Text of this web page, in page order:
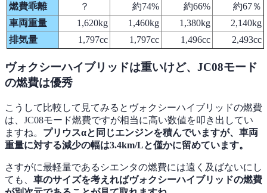
燃費乖離
？ 約74% 約66%
約67％
車両重量
1,620kg 1,460kg 1,380kg
2,140kg
排気量
1,797cc 1,797cc 1,496cc 2,493cc
ヴォクシーハイブリッドは重いけど、JC08モード
の燃費は優秀
こうして比較して見てみるとヴォクシーハイブリッドの燃費
は、JC08モード燃費ですが相当に高い数値を叩き出してい
ますね。 プリウスαと同じエンジンを積んでいますが、車両
重量に対する減少の幅は3.4km/Lと僅かに留めています。
さすがに最軽量であるシエンタの燃費には遠く及ばないにし
ても、 車のサイズを考えればヴォクシーハイブリッドの燃費